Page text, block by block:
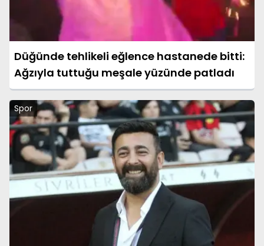
Düğünde tehlikeli eğlence hastanede bitti:
Ağzıyla tuttuğu meşale yüzünde patladı
Spor